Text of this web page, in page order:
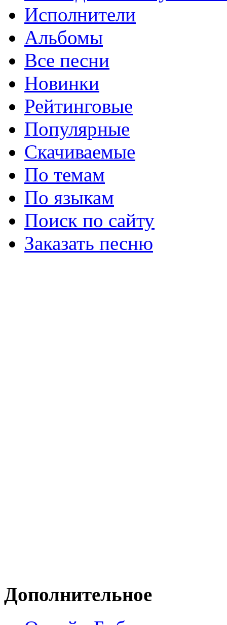
Исполнители
Альбомы
Все песни
Новинки
Рейтинговые
Популярные
Скачиваемые
По темам
По языкам
Поиск по сайту
Заказать песню
Дополнительное